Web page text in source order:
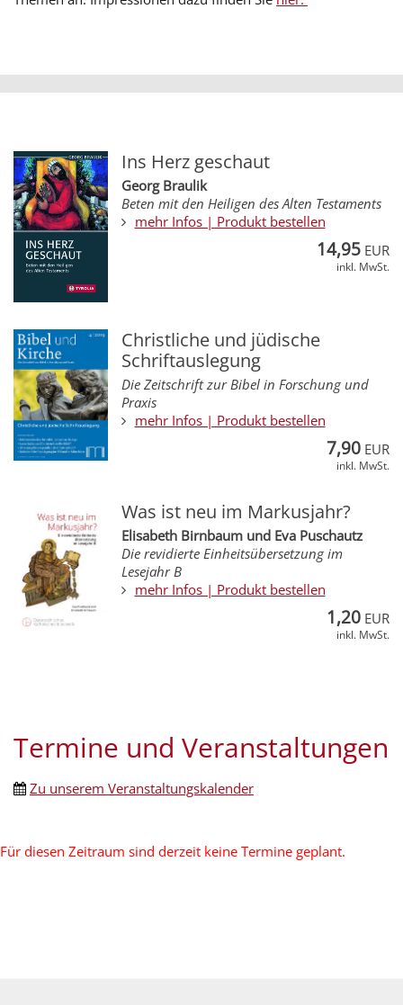
Ins Herz geschaut
Georg Braulik
Beten mit den Heiligen des Alten Testaments
mehr Infos | Produkt bestellen
14,95 EUR
inkl. MwSt.
Christliche und jüdische
Schriftauslegung
Die Zeitschrift zur Bibel in Forschung und
Praxis
mehr Infos | Produkt bestellen
7,90 EUR
inkl. MwSt.
Was ist neu im Markusjahr?
Elisabeth Birnbaum und Eva Puschautz
Die revidierte Einheitsübersetzung im
Lesejahr B
mehr Infos | Produkt bestellen
1,20 EUR
inkl. MwSt.
Termine und Veranstaltungen
Zu unserem Veranstaltungskalender
Für diesen Zeitraum sind derzeit keine Termine geplant.